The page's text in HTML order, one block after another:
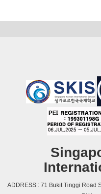
ADDRESS : 71 Bukit Tinggi Road